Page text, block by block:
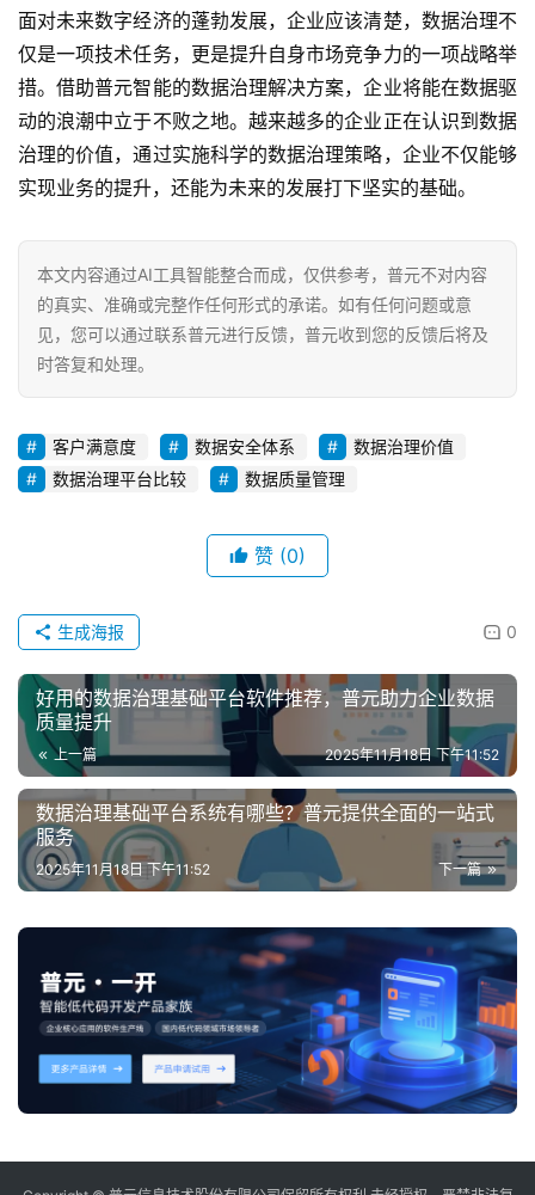
面对未来数字经济的蓬勃发展，企业应该清楚，数据治理不
仅是一项技术任务，更是提升自身市场竞争力的一项战略举
措。借助普元智能的数据治理解决方案，企业将能在数据驱
动的浪潮中立于不败之地。越来越多的企业正在认识到数据
治理的价值，通过实施科学的数据治理策略，企业不仅能够
实现业务的提升，还能为未来的发展打下坚实的基础。
本文内容通过AI工具智能整合而成，仅供参考，普元不对内容
的真实、准确或完整作任何形式的承诺。如有任何问题或意
见，您可以通过联系普元进行反馈，普元收到您的反馈后将及
时答复和处理。
客户满意度 数据安全体系
数据治理价值
数据治理平台比较
数据质量管理
赞 (0)
0
生成海报
好用的数据治理基础平台软件推荐，普元助力企业数据
质量提升
上一篇 2025年11月18日 下午11:52
数据治理基础平台系统有哪些？普元提供全面的一站式
服务
下一篇
2025年11月18日 下午11:52